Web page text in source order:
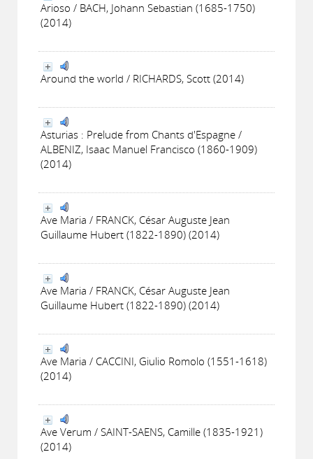
Arioso / BACH, Johann Sebastian (1685-1750)
(2014)
Around the world / RICHARDS, Scott (2014)
Asturias : Prelude from Chants d'Espagne /
ALBENIZ, Isaac Manuel Francisco (1860-1909)
(2014)
Ave Maria / FRANCK, César Auguste Jean
Guillaume Hubert (1822-1890) (2014)
Ave Maria / FRANCK, César Auguste Jean
Guillaume Hubert (1822-1890) (2014)
Ave Maria / CACCINI, Giulio Romolo (1551-1618)
(2014)
Ave Verum / SAINT-SAENS, Camille (1835-1921)
(2014)